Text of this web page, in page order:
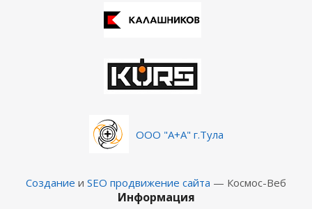
ООО "А+А" г.Тула
Создание и SEO продвижение сайта — Космос-Веб
Информация